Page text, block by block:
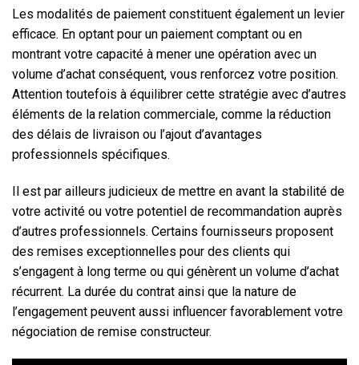
Les modalités de paiement constituent également un levier
efficace. En optant pour un paiement comptant ou en
montrant votre capacité à mener une opération avec un
volume d’achat conséquent, vous renforcez votre position.
Attention toutefois à équilibrer cette stratégie avec d’autres
éléments de la relation commerciale, comme la réduction
des délais de livraison ou l’ajout d’avantages
professionnels spécifiques.
Il est par ailleurs judicieux de mettre en avant la stabilité de
votre activité ou votre potentiel de recommandation auprès
d’autres professionnels. Certains fournisseurs proposent
des remises exceptionnelles pour des clients qui
s’engagent à long terme ou qui génèrent un volume d’achat
récurrent. La durée du contrat ainsi que la nature de
l’engagement peuvent aussi influencer favorablement votre
négociation de remise constructeur.